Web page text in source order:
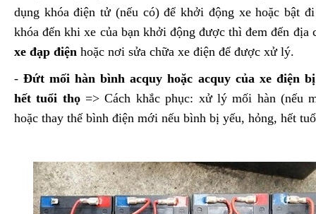
dụng khóa điện tử (nếu có) để khởi động xe hoặc bật
khóa đến khi xe của bạn khởi động được thì đem đến địa
xe đạp điện hoặc nơi sửa chữa xe điện để được xử lý.
-Đứt mối hàn bình acquy hoặc acquy của xe điện
hết tuổi thọ=> Cách khắc phục: xử lý mối hàn (nếu
hoặc thay thế bình điện mới nếu bình bị yếu, hỏng, hết